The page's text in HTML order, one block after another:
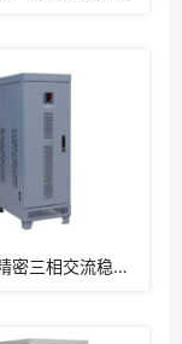
JSW系列精密三相交流稳压电源